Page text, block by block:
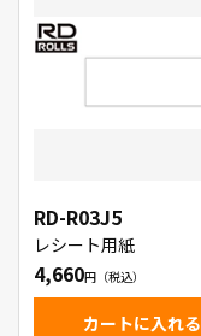
RD-R03J5
レシート用紙
4,660
カートに入れる